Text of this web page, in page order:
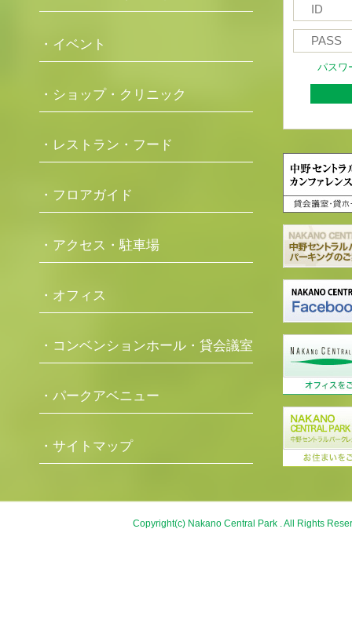
・イベント
・ショップ・クリニック
・レストラン・フード
・フロアガイド
・アクセス・駐車場
・オフィス
・コンベンションホール・貸会議室
・パークアベニュー
・サイトマップ
パスワ
Copyright(c) Nakano Central Park . All Rights